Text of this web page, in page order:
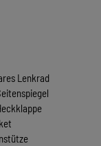
Lenkrad